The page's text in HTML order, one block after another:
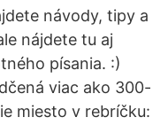
návody, tipy a
nájdete tu aj
písania. :)
viac ako 300-
miesto v rebríčku: